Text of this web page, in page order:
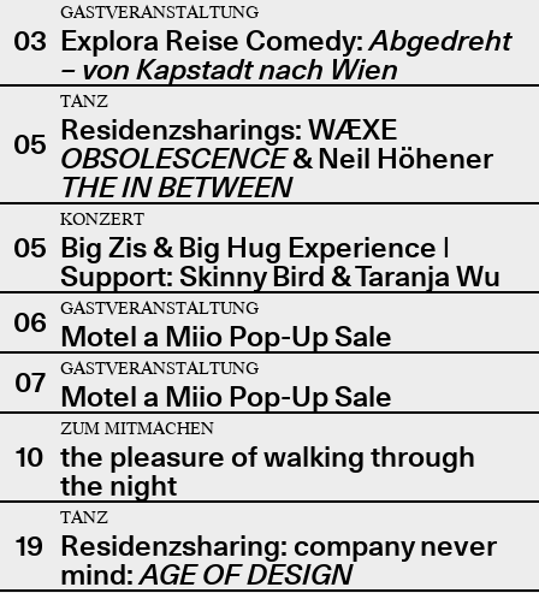
03
GASTVERANSTALTUNG
Explora Reise Comedy:Abgedreht
– von Kapstadt nach Wien
05
TANZ
Residenzsharings: WÆXE
OBSOLESCENCE& Neil Höhener
THE IN BETWEEN
05
KONZERT
Big Zis & Big Hug Experience |
Support: Skinny Bird & Taranja Wu
06
GASTVERANSTALTUNG
Motel a Miio Pop-Up Sale
07
GASTVERANSTALTUNG
Motel a Miio Pop-Up Sale
10
ZUM MITMACHEN
the pleasure of walking through
the night
19
TANZ
Residenzsharing: company never
mind:AGE OF DESIGN